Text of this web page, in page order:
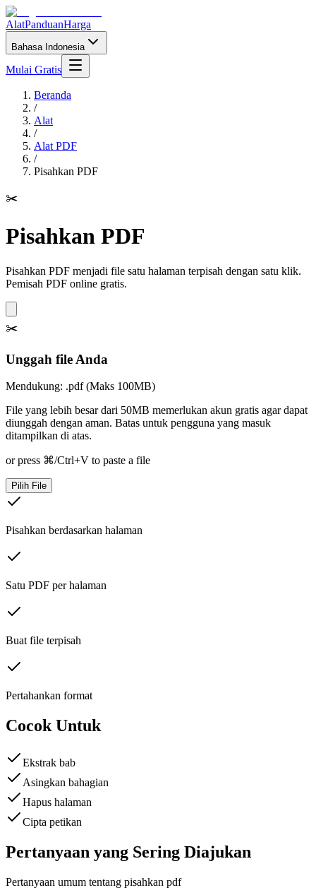
AlatPanduanHarga
Bahasa Indonesia
Mulai Gratis
Beranda
/
Alat
/
Alat PDF
/
Pisahkan PDF
✂️
Pisahkan PDF
Pisahkan PDF menjadi file satu halaman terpisah dengan satu klik.
Pemisah PDF online gratis.
✂️
Unggah file Anda
Mendukung: .pdf (Maks 100MB)
File yang lebih besar dari 50MB memerlukan akun gratis agar dapat
diunggah dengan aman. Batas untuk pengguna yang masuk
ditampilkan di atas.
or press ⌘/Ctrl+V to paste a file
Pilih File
Pisahkan berdasarkan halaman
Satu PDF per halaman
Buat file terpisah
Pertahankan format
Cocok Untuk
Ekstrak bab
Asingkan bahagian
Hapus halaman
Cipta petikan
Pertanyaan yang Sering Diajukan
Pertanyaan umum tentang pisahkan pdf